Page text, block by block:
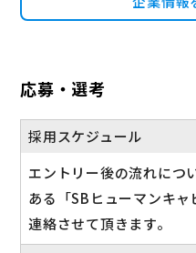
応募・選考
採用スケジュール
エントリー後の流れにつ
ある「SBヒューマンキ
連絡させて頂きます。